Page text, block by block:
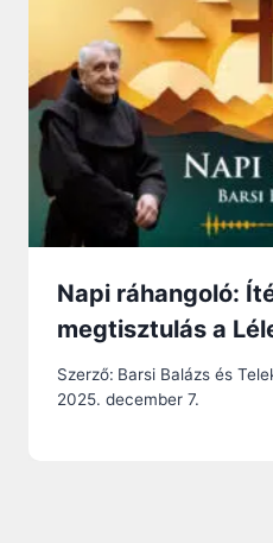
Napi ráhangoló:
megtisztulás a
Szerző: Barsi Balázs és
2025. december 7.